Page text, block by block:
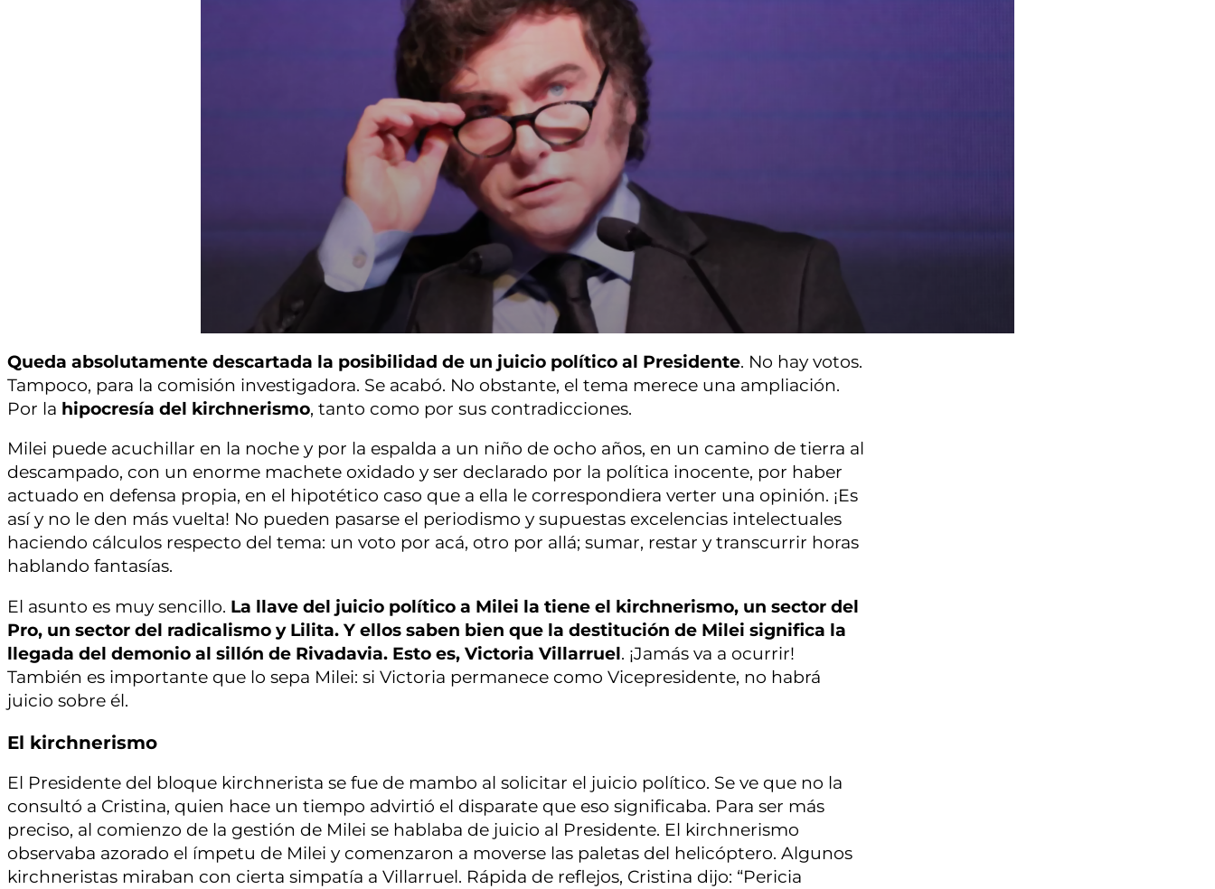
Queda absolutamente descartada la posibilidad de un juicio político al Presidente. No hay votos.
Tampoco, para la comisión investigadora. Se acabó. No obstante, el tema merece una ampliación.
Por la hipocresía del kirchnerismo, tanto como por sus contradicciones.
Milei puede acuchillar en la noche y por la espalda a un niño de ocho años, en un camino de tierra al
descampado, con un enorme machete oxidado y ser declarado por la política inocente, por haber
actuado en defensa propia, en el hipotético caso que a ella le correspondiera verter una opinión. ¡Es
así y no le den más vuelta! No pueden pasarse el periodismo y supuestas excelencias intelectuales
haciendo cálculos respecto del tema: un voto por acá, otro por allá; sumar, restar y transcurrir horas
hablando fantasías.
El asunto es muy sencillo. La llave del juicio político a Milei la tiene el kirchnerismo, un sector del
Pro, un sector del radicalismo y Lilita. Y ellos saben bien que la destitución de Milei significa la
llegada del demonio al sillón de Rivadavia. Esto es, Victoria Villarruel. ¡Jamás va a ocurrir!
También es importante que lo sepa Milei: si Victoria permanece como Vicepresidente, no habrá
juicio sobre él.
El kirchnerismo
El Presidente del bloque kirchnerista se fue de mambo al solicitar el juicio político. Se ve que no la
consultó a Cristina, quien hace un tiempo advirtió el disparate que eso significaba. Para ser más
preciso, al comienzo de la gestión de Milei se hablaba de juicio al Presidente. El kirchnerismo
observaba azorado el ímpetu de Milei y comenzaron a moverse las paletas del helicóptero. Algunos
kirchneristas miraban con cierta simpatía a Villarruel. Rápida de reflejos, Cristina dijo: “Pericia